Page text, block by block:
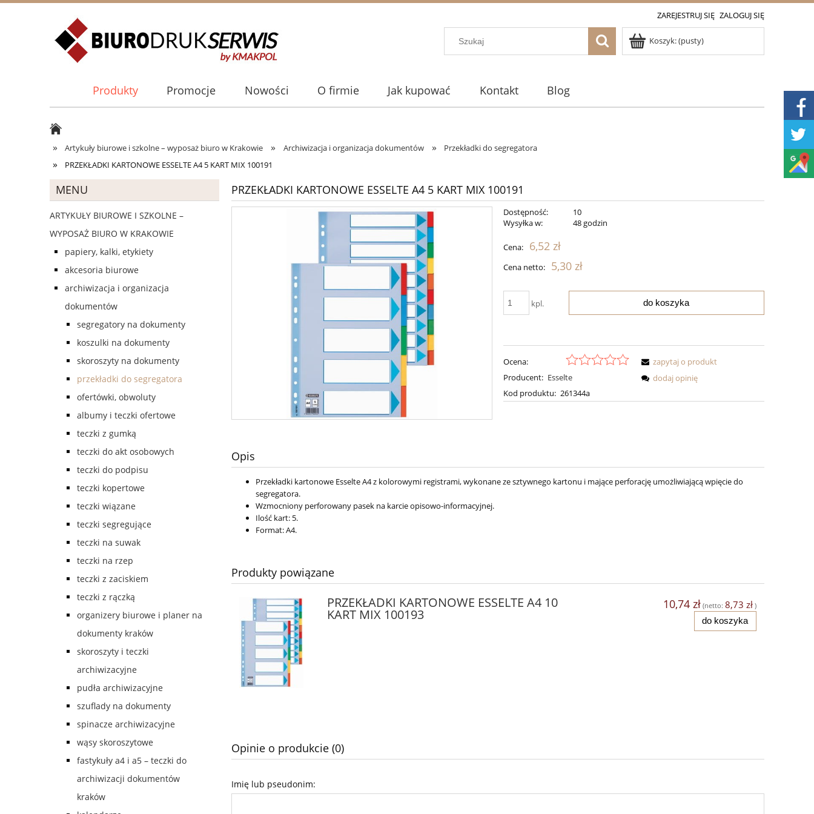
ZAREJESTRUJ SIĘ ZALOGUJ SIĘ
Koszyk:(pusty)
Produkty Promocje Nowości O firmie Jak kupować Kontakt Blog
» Artykuły biurowe i szkolne – wyposaż biuro w Krakowie » Archiwizacja i organizacja dokumentów » Przekładki do segregatora
» PRZEKŁADKI KARTONOWE ESSELTE A4 5 KART MIX 100191
MENU
ARTYKUŁY BIUROWE I SZKOLNE –
WYPOSAŻ BIURO W KRAKOWIE
papiery, kalki, etykiety
akcesoria biurowe
archiwizacja i organizacja
dokumentów
segregatory na dokumenty
koszulki na dokumenty
skoroszyty na dokumenty
przekładki do segregatora
ofertówki, obwoluty
albumy i teczki ofertowe
teczki z gumką
teczki do akt osobowych
teczki do podpisu
teczki kopertowe
teczki wiązane
teczki segregujące
teczki na suwak
teczki na rzep
teczki z zaciskiem
teczki z rączką
organizery biurowe i planer na
dokumenty kraków
skoroszyty i teczki
archiwizacyjne
pudła archiwizacyjne
szuflady na dokumenty
spinacze archiwizacyjne
wąsy skoroszytowe
fastykuły a4 i a5 – teczki do
archiwizacji dokumentów
kraków
PRZEKŁADKI KARTONOWE ESSELTE A4 5 KART MIX 100191
Dostępność:
10
Wysyłka w:
48 godzin
Cena: 6,52 zł
Cena netto: 5,30 zł
kpl. do koszyka
Ocena:
Producent: Esselte
Kod produktu: 261344a
zapytaj o produkt
dodaj opinię
Opis
Przekładki kartonowe Esselte A4 z kolorowymi registrami, wykonane ze sztywnego kartonu i mające perforację umożliwiającą wpięcie do
segregatora.
Wzmocniony perforowany pasek na karcie opisowo-informacyjnej.
Ilość kart: 5.
Format: A4.
Produkty powiązane
PRZEKŁADKI KARTONOWE ESSELTE A4 10
KART MIX 100193
10,74 zł (netto: 8,73 zł)
do koszyka
Opinie o produkcie (0)
Imię lub pseudonim: